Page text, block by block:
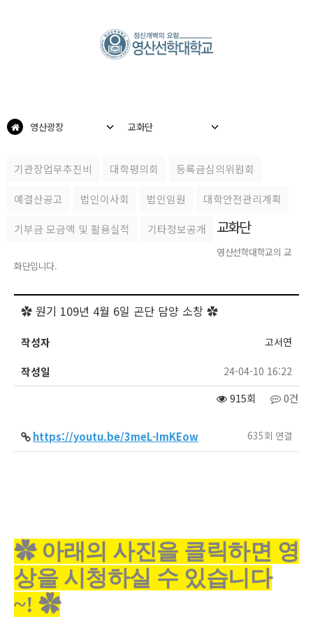
교화단
영산광장
기관장업무추진비 대학평의회 등록금심의위원회
예결산공고 법인이사회 법인임원 대학안전관리계획
기부금 모금액 및 활용실적 기타정보공개 교화단
영산선학대학교의 교
화단입니다.
✿ 원기 109년 4월 6일 곤단 담양 소창 ✿
작성자 고서연
작성일 24-04-10 16:22
0건
915회
https://youtu.be/3meL-ImKEow 635회 연결
✿ 아래의 사진을 클릭하면 영
상을 시청하실 수 있습니다
~! ✿